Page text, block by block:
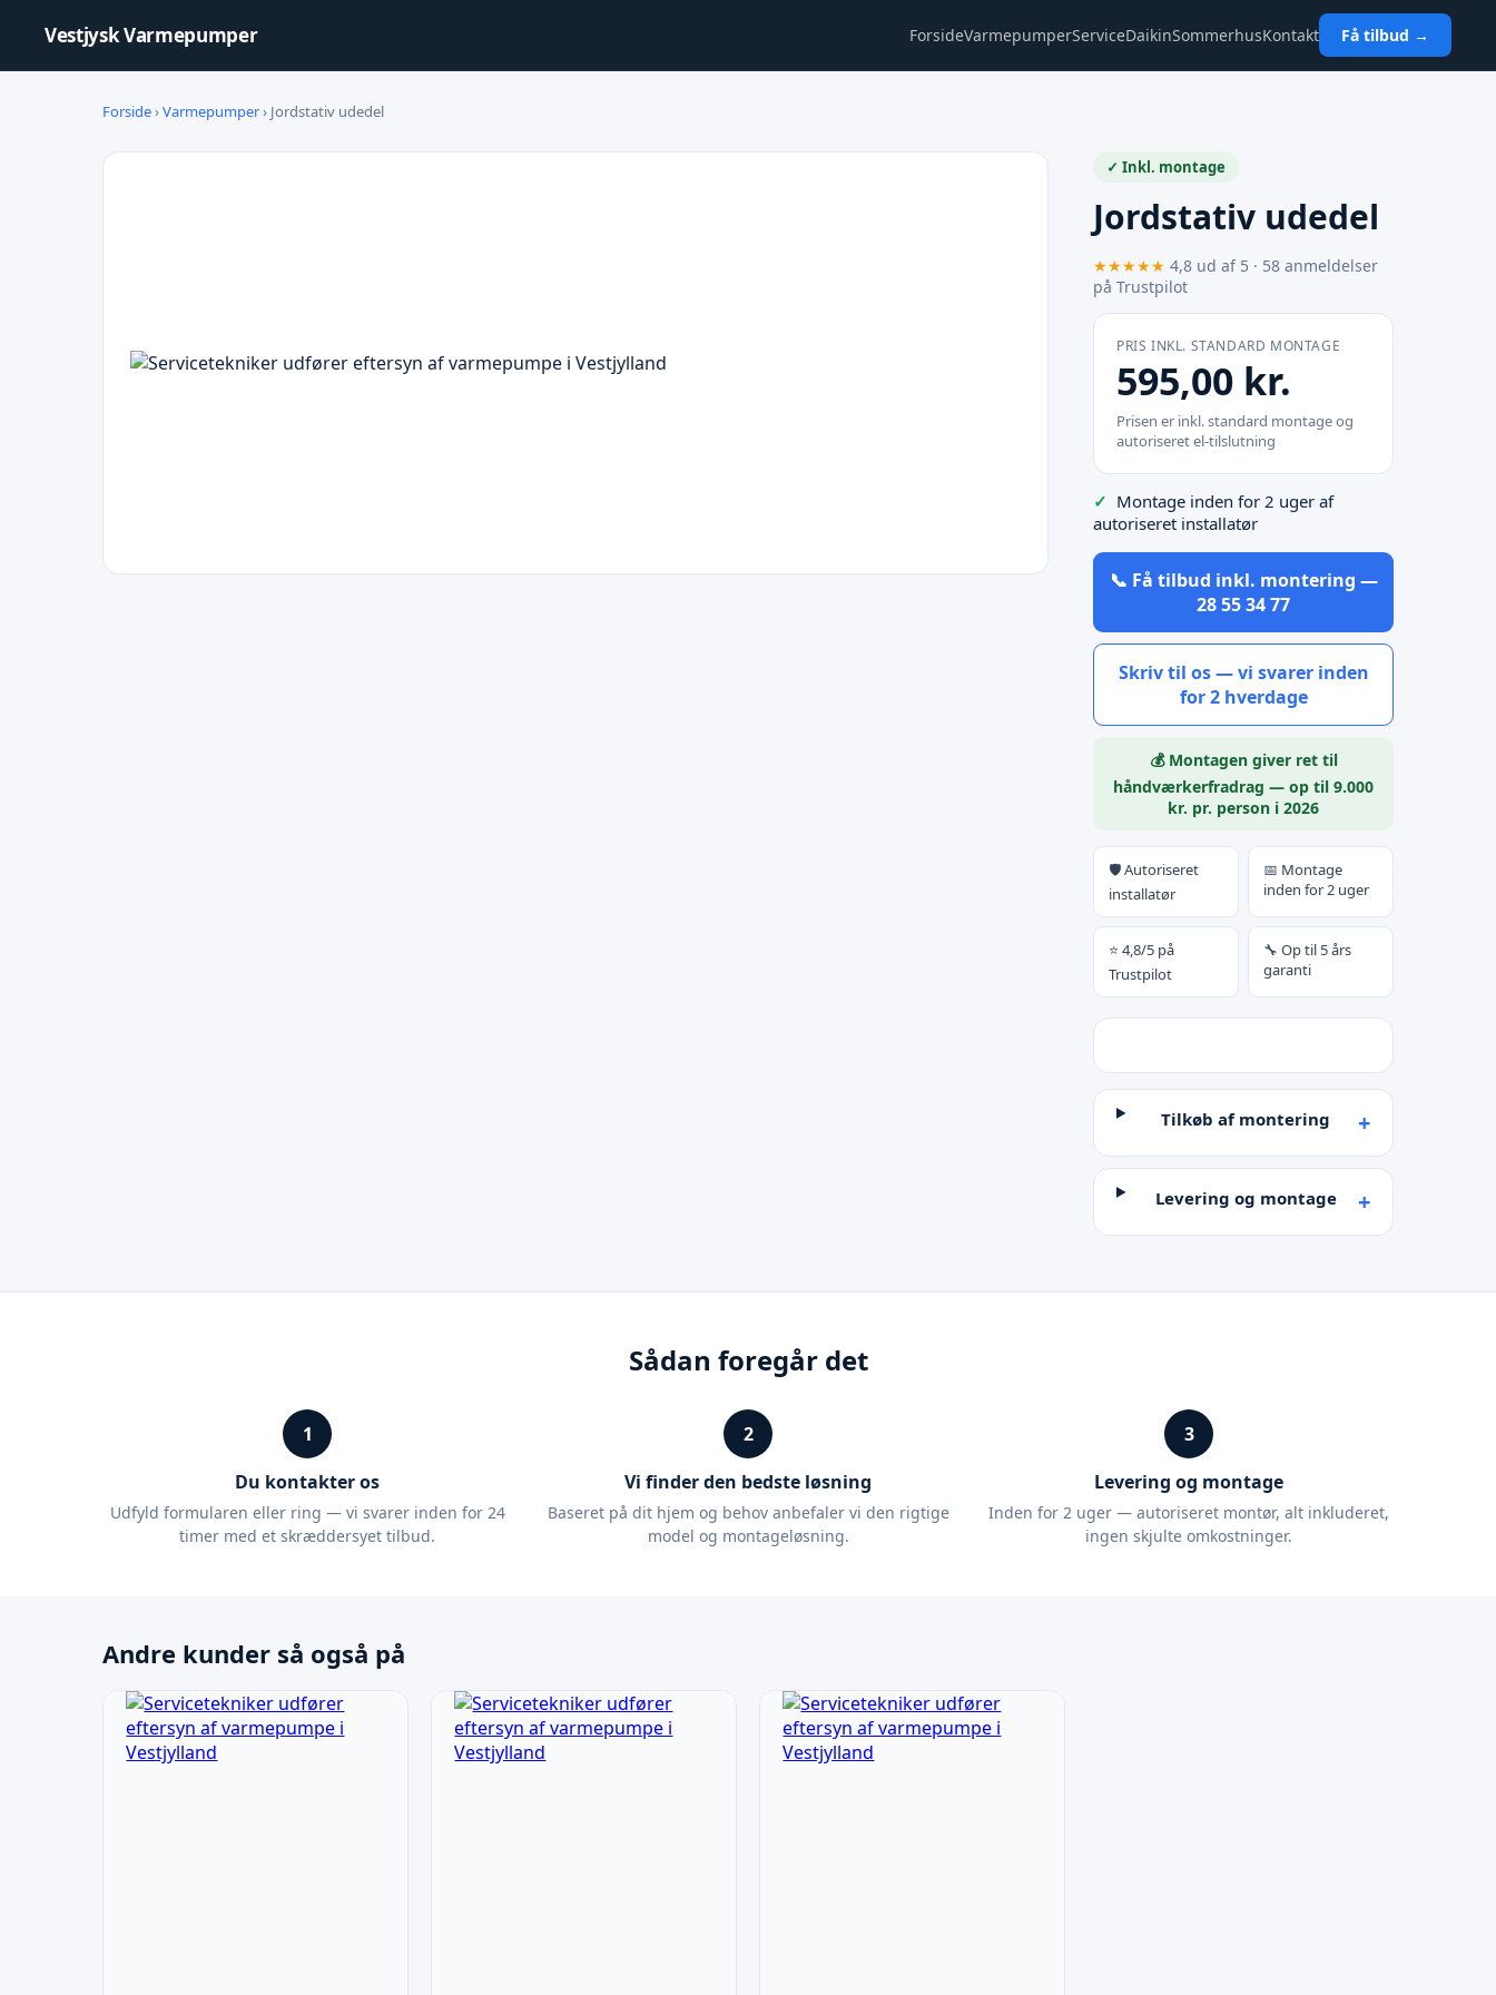
Vestjysk Varmepumper ForsideVarmepumperServiceDaikinSommerhusKontakt Få tilbud →
Forside›Varmepumper› Jordstativ udedel
✓ Inkl. montage
Jordstativ udedel
★★★★★ 4,8 ud af 5 · 58 anmeldelser
på Trustpilot
PRIS INKL. STANDARD MONTAGE
595,00 kr.
Prisen er inkl. standard montage og
autoriseret el-tilslutning
Montage inden for 2 uger af
autoriseret installatør
📞 Få tilbud inkl. montering —
28 55 34 77
Skriv til os — vi svarer inden
for 2 hverdage
💰 Montagen giver ret til
håndværkerfradrag — op til 9.000
kr. pr. person i 2026
🛡️ Autoriseret
installatør
📅 Montage
inden for 2 uger
⭐ 4,8/5 på
Trustpilot
🔧 Op til 5 års
garanti
Tilkøb af montering
Levering og montage
Sådan foregår det
1
Du kontakter os
Udfyld formularen eller ring — vi svarer inden for 24
timer med et skræddersyet tilbud.
2
Vi finder den bedste løsning
Baseret på dit hjem og behov anbefaler vi den rigtige
model og montageløsning.
3
Levering og montage
Inden for 2 uger — autoriseret montør, alt inkluderet,
ingen skjulte omkostninger.
Andre kunder så også på